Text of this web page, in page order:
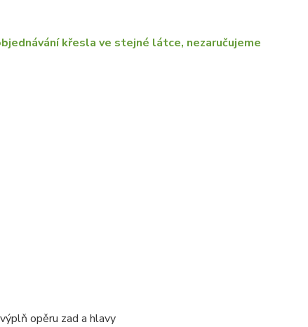
křesla ve stejné látce, nezaručujeme
opěru zad a hlavy